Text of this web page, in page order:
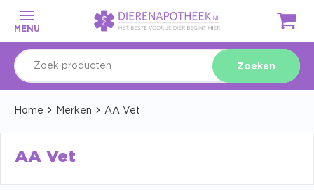
MENU
Zoeken
Home Merken AA Vet
AA Vet